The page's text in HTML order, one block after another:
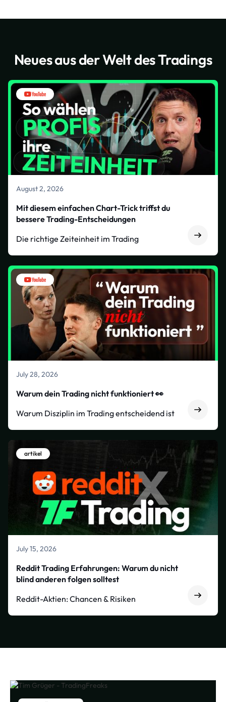
Neues aus der Welt des Tradings
August 2, 2026
Mit diesem einfachen Chart-Trick triffst du
bessere Trading-Entscheidungen
Die richtige Zeiteinheit im Trading
July 28, 2026
Warum dein Trading nicht funktioniert 👀
Warum Disziplin im Trading entscheidend ist
artikel
July 15, 2026
Reddit Trading Erfahrungen: Warum du nicht
blind anderen folgen solltest
Reddit-Aktien: Chancen & Risiken